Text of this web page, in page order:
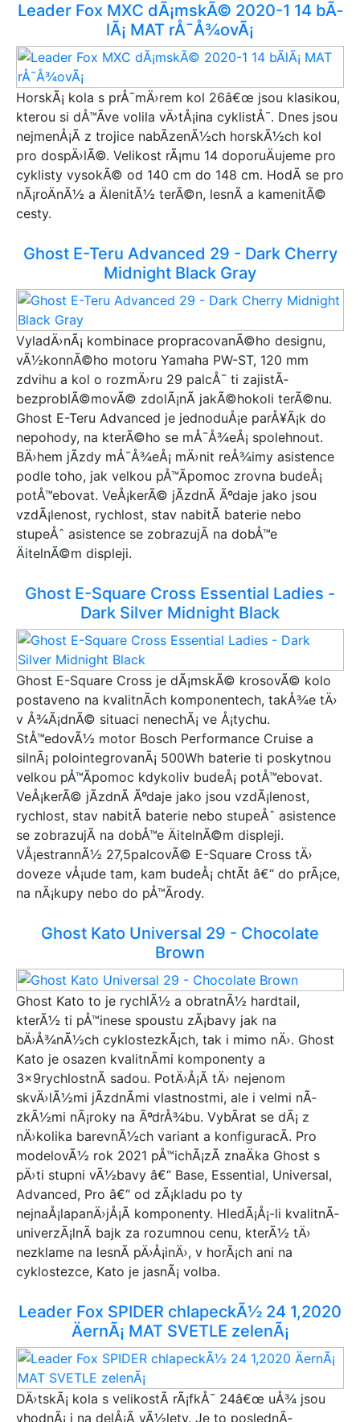
Leader Fox MXC dÃ¡mskÃ© 2020-1 14 bÃ­
lÃ¡ MAT rÅ¯Å¾ovÃ¡
HorskÃ¡ kola s prÅ¯mÄ›rem kol 26â€œ jsou klasikou,
kterou si dÅ™Ã­ve volila vÄ›tÅ¡ina cyklistÅ¯. Dnes jsou
nejmenÅ¡Ã­ z trojice nabÃ­zenÃ½ch horskÃ½ch kol
pro dospÄ›lÃ©. Velikost rÃ¡mu 14 doporuÄujeme pro
cyklisty vysokÃ© od 140 cm do 148 cm. HodÃ­ se pro
nÃ¡roÄnÃ½ a ÄlenitÃ½ terÃ©n, lesnÃ­ a kamenitÃ©
cesty.
Ghost E-Teru Advanced 29 - Dark Cherry
Midnight Black Gray
VyladÄ›nÃ¡ kombinace propracovanÃ©ho designu,
vÃ½konnÃ©ho motoru Yamaha PW-ST, 120 mm
zdvihu a kol o rozmÄ›ru 29 palcÅ¯ ti zajistÃ­
bezproblÃ©movÃ© zdolÃ¡nÃ­ jakÃ©hokoli terÃ©nu.
Ghost E-Teru Advanced je jednoduÅ¡e parÅ¥Ã¡k do
nepohody, na kterÃ©ho se mÅ¯Å¾eÅ¡ spolehnout.
BÄ›hem jÃ­zdy mÅ¯Å¾eÅ¡ mÄ›nit reÅ¾imy asistence
podle toho, jak velkou pÅ™Ã­pomoc zrovna budeÅ¡
potÅ™ebovat. VeÅ¡kerÃ© jÃ­zdnÃ­ Ãºdaje jako jsou
vzdÃ¡lenost, rychlost, stav nabitÃ­ baterie nebo
stupeÅˆ asistence se zobrazujÃ­ na dobÅ™e
ÄitelnÃ©m displeji.
Ghost E-Square Cross Essential Ladies -
Dark Silver Midnight Black
Ghost E-Square Cross je dÃ¡mskÃ© krosovÃ© kolo
postaveno na kvalitnÃ­ch komponentech, takÅ¾e tÄ›
v Å¾Ã¡dnÃ© situaci nenechÃ¡ ve Å¡tychu.
StÅ™edovÃ½ motor Bosch Performance Cruise a
silnÃ¡ polointegrovanÃ¡ 500Wh baterie ti poskytnou
velkou pÅ™Ã­pomoc kdykoliv budeÅ¡ potÅ™ebovat.
VeÅ¡kerÃ© jÃ­zdnÃ­ Ãºdaje jako jsou vzdÃ¡lenost,
rychlost, stav nabitÃ­ baterie nebo stupeÅˆ asistence
se zobrazujÃ­ na dobÅ™e ÄitelnÃ©m displeji.
VÅ¡estrannÃ½ 27,5palcovÃ© E-Square Cross tÄ›
doveze vÅ¡ude tam, kam budeÅ¡ chtÃ­t â€“ do prÃ¡ce,
na nÃ¡kupy nebo do pÅ™Ã­rody.
Ghost Kato Universal 29 - Chocolate
Brown
Ghost Kato to je rychlÃ½ a obratnÃ½ hardtail,
kterÃ½ ti pÅ™inese spoustu zÃ¡bavy jak na
bÄ›Å¾nÃ½ch cyklostezkÃ¡ch, tak i mimo nÄ›. Ghost
Kato je osazen kvalitnÃ­mi komponenty a
3x9rychlostnÃ­ sadou. PotÄ›Å¡Ã­ tÄ› nejenom
skvÄ›lÃ½mi jÃ­zdnÃ­mi vlastnostmi, ale i velmi nÃ­
zkÃ½mi nÃ¡roky na ÃºdrÅ¾bu. VybÃ­rat se dÃ¡ z
nÄ›kolika barevnÃ½ch variant a konfiguracÃ­. Pro
modelovÃ½ rok 2021 pÅ™ichÃ¡zÃ­ znaÄka Ghost s
pÄ›ti stupni vÃ½bavy â€“ Base, Essential, Universal,
Advanced, Pro â€“ od zÃ¡kladu po ty
nejnaÅ¡lapanÄ›jÅ¡Ã­ komponenty. HledÃ¡Å¡-li kvalitnÃ­
univerzÃ¡lnÃ­ bajk za rozumnou cenu, kterÃ½ tÄ›
nezklame na lesnÃ­ pÄ›Å¡inÄ›, v horÃ¡ch ani na
cyklostezce, Kato je jasnÃ¡ volba.
Leader Fox SPIDER chlapeckÃ½ 24 1,2020
ÄernÃ¡ MAT SVETLE zelenÃ¡
DÄ›tskÃ¡ kola s velikostÃ­ rÃ¡fkÅ¯ 24â€œ uÅ¾ jsou
vhodnÃ¡ i na delÅ¡Ã­ vÃ½lety. Je to poslednÃ­